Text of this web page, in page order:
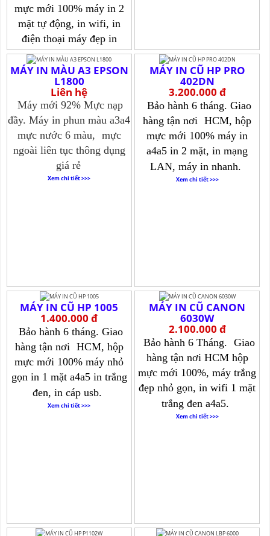
mực mới 100% máy in 2
mặt tự động, in wifi, in
điện thoại máy đẹp in
nhanh
Xem chi tiết >>>
MÁY IN MÀU A3 EPSON
L1800
Liên hệ
Máy mới 92% Mực nạp
đầy. Máy in phun màu a3a4
mực nước 6 màu,
mực
ngoài liên tục thông dụng
giá rẻ
Xem chi tiết >>>
MÁY IN CŨ HP PRO
402DN
3.200.000 đ
Bảo hành 6 tháng. Giao
hàng tận nơi
HCM, hộp
mực mới 100% máy in
a4a5 in 2 mặt, in mạng
LAN, máy in nhanh.
Xem chi tiết >>>
MÁY IN CŨ HP 1005
1.400.000 đ
Bảo hành 6 tháng. Giao
hàng tận nơi HCM, hộp
mực mới 100% máy nhỏ
gọn in 1 mặt a4a5 in trắng
đen, in cáp usb.
Xem chi tiết >>>
MÁY IN CŨ CANON
6030W
2.100.000 đ
Bảo hành 6 Tháng. Giao
hàng tận nơi HCM hộp
mực mới 100%, máy trắng
đẹp nhỏ gọn, in wifi 1 mặt
trắng đen a4a5.
Xem chi tiết >>>